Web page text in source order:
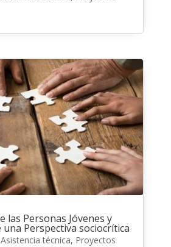
las Personas Jóvenes y
una Perspectiva sociocrítica
Asistencia técnica, Proyectos